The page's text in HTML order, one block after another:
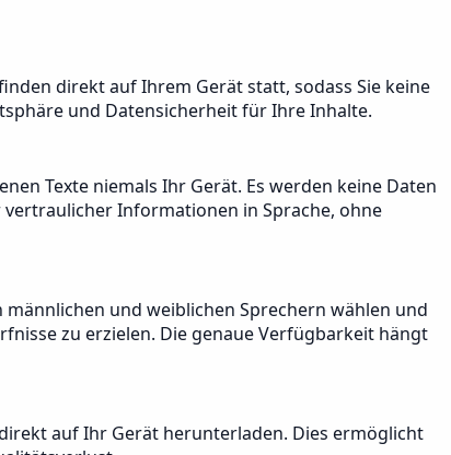
direkt auf Ihrem Gerät statt, sodass Sie keine
und Datensicherheit für Ihre Inhalte.
Texte niemals Ihr Gerät. Es werden keine Daten
Informationen in Sprache, ohne
und weiblichen Sprechern wählen und
zu erzielen. Die genaue Verfügbarkeit hängt
auf Ihr Gerät herunterladen. Dies ermöglicht